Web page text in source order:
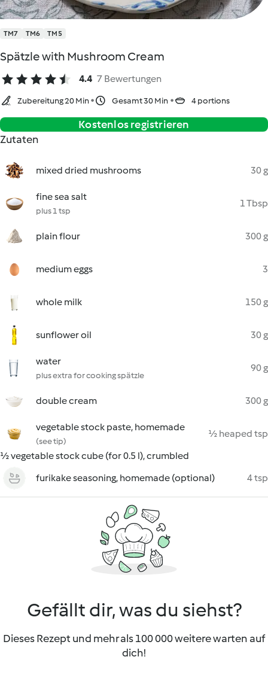
TM7 TM6 TM5
Spätzle with Mushroom Cream
4.4 7 Bewertungen
Zubereitung 20 Min Gesamt 30 Min 4 portions
Kostenlos registrieren
Zutaten
mixed dried mushrooms 30 g
fine sea salt
plus 1 tsp
1 Tbsp
plain flour 300 g
medium eggs 3
whole milk 150 g
sunflower oil 30 g
water
plus extra for cooking spätzle
90 g
double cream 300 g
vegetable stock paste, homemade
(see tip)
½ heaped tsp
½ vegetable stock cube (for 0.5 l), crumbled
furikake seasoning, homemade (optional)
4 tsp
Gefällt dir, was du siehst?
Dieses Rezept und mehr als 100 000 weitere warten auf
dich!